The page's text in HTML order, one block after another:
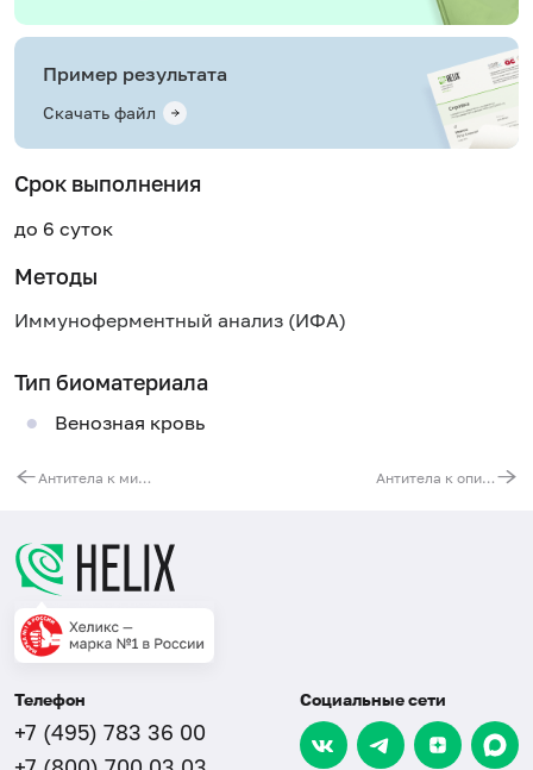
Пример результата
Скачать файл
Срок выполнения
до 6 суток
Методы
Иммуноферментный анализ (ИФА)
Тип биоматериала
Венозная кровь
Антитела к микоплазме хоминис (Mycoplasma hominis, IgA) Антитела к описторхам (Opisthorchis, IgG)
Телефон
+7 (495) 783 36 00
Социальные сети